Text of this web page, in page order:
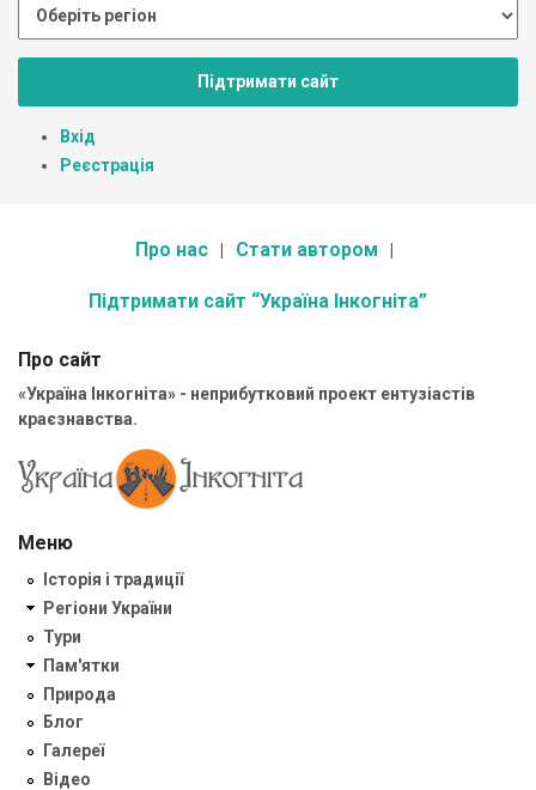
Підтримати сайт
Вхід
Реєстрація
Про нас Стати автором
Підтримати сайт “Україна Інкогніта”
Про сайт
«Україна Інкогніта» - неприбутковий проект ентузіастів
краєзнавства.
Меню
Історія і традиції
Регіони України
Тури
Пам'ятки
Природа
Блог
Галереї
Відео